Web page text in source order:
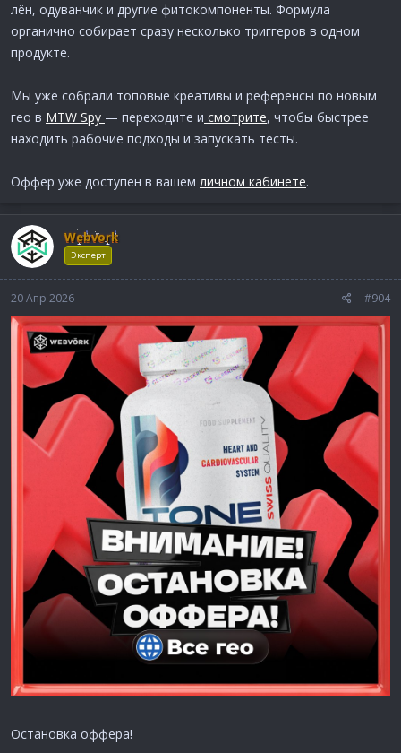
лён, одуванчик и другие фитокомпоненты. Формула
органично собирает сразу несколько триггеров в одном
продукте.
Мы уже собрали топовые креативы и референсы по новым
гео в MTW Spy — переходите и смотрите, чтобы быстрее
находить рабочие подходы и запускать тесты.
Оффер уже доступен в вашем личном кабинете.
Webvork
Эксперт
20 Апр 2026 #904
Остановка оффера!